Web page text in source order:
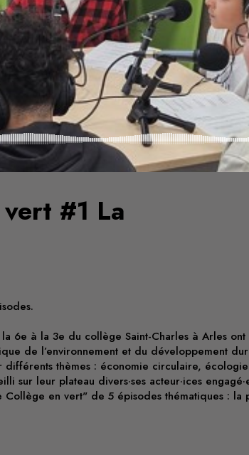
#1 La
6e à la 3e du collège Saint-Charles à Arles
de l’environnement et du développement
thèmes : économie circulaire,
sur leur plateau divers·ses acteur·ices
en vert" de 5 épisodes thématiques : la